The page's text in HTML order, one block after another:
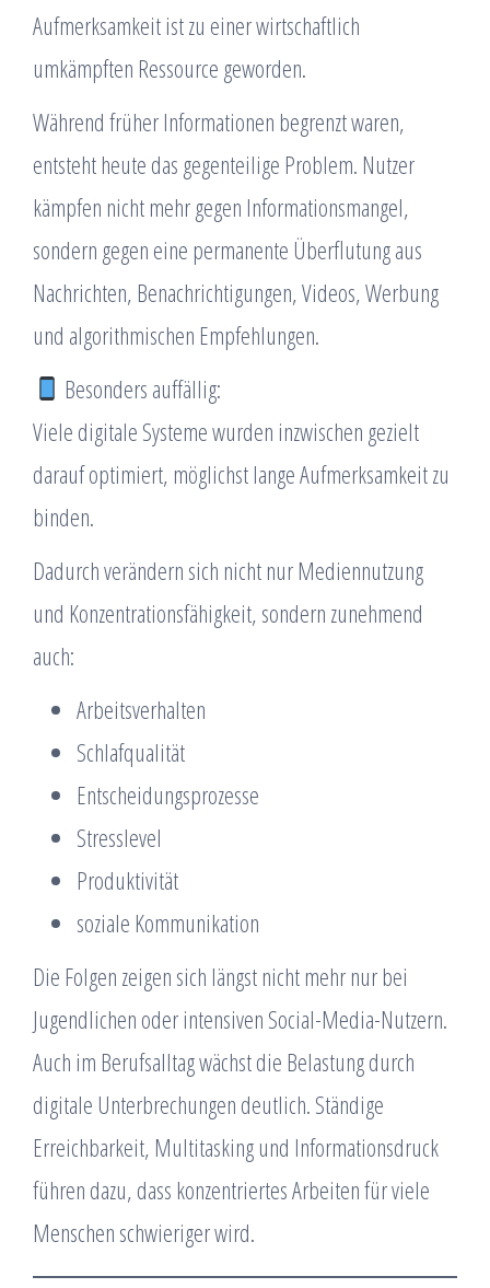
Aufmerksamkeit ist zu einer wirtschaftlich
umkämpften Ressource geworden.
Während früher Informationen begrenzt waren,
entsteht heute das gegenteilige Problem. Nutzer
kämpfen nicht mehr gegen Informationsmangel,
sondern gegen eine permanente Überflutung aus
Nachrichten, Benachrichtigungen, Videos, Werbung
und algorithmischen Empfehlungen.
Besonders auffällig:
Viele digitale Systeme wurden inzwischen gezielt
darauf optimiert, möglichst lange Aufmerksamkeit zu
binden.
Dadurch verändern sich nicht nur Mediennutzung
und Konzentrationsfähigkeit, sondern zunehmend
auch:
Arbeitsverhalten
Schlafqualität
Entscheidungsprozesse
Stresslevel
Produktivität
soziale Kommunikation
Die Folgen zeigen sich längst nicht mehr nur bei
Jugendlichen oder intensiven Social-Media-Nutzern.
Auch im Berufsalltag wächst die Belastung durch
digitale Unterbrechungen deutlich. Ständige
Erreichbarkeit, Multitasking und Informationsdruck
führen dazu, dass konzentriertes Arbeiten für viele
Menschen schwieriger wird.